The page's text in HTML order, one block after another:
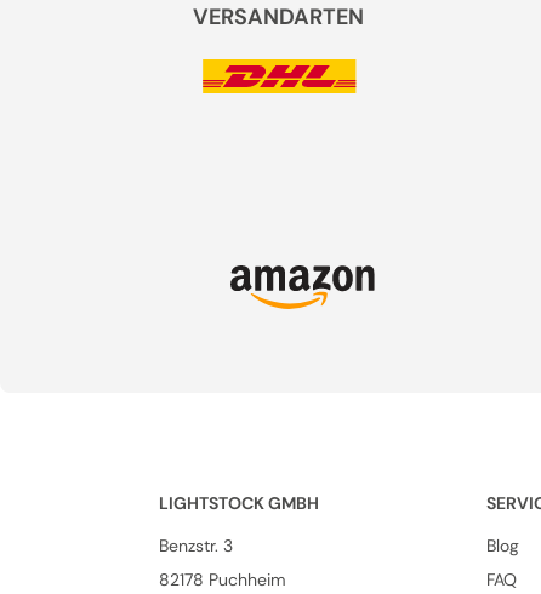
VERSANDARTEN
LIGHTSTOCK GMBH
Benzstr. 3
82178 Puchheim
Blog
FAQ